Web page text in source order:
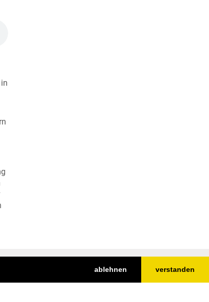
ablehnen verstanden